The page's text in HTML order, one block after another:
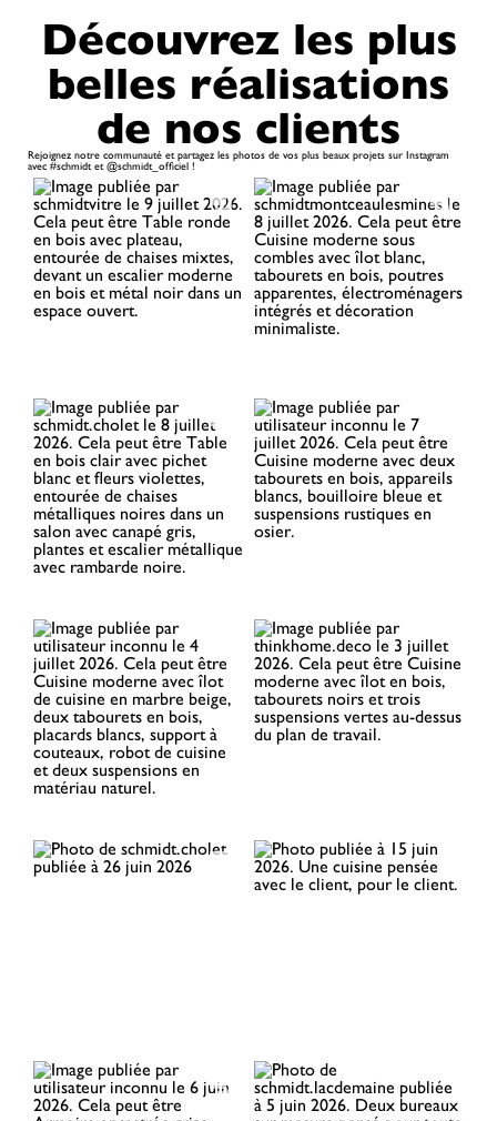
Découvrez les plus
belles réalisations
de nos clients
Rejoignez notre communauté et partagez les photos de vos plus beaux projets sur Instagram
avec #schmidt et @schmidt_officiel !